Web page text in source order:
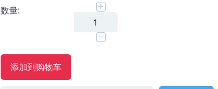
数量:
+
−
添加到购物车